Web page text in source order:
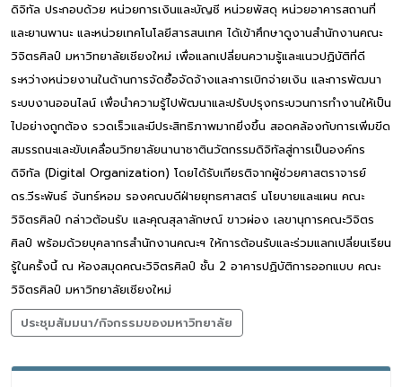
ดิจิทัล ประกอบด้วย หน่วยการเงินและบัญชี หน่วยพัสดุ หน่วยอาคารสถานที่
และยานพานะ และหน่วยเทคโนโลยีสารสนเทศ ได้เข้าศึกษาดูงานสำนักงานคณะ
วิจิตรศิลป์ มหาวิทยาลัยเชียงใหม่ เพื่อแลกเปลี่ยนความรู้และแนวปฏิบัติที่ดี
ระหว่างหน่วยงานในด้านการจัดซื้อจัดจ้างและการเบิกจ่ายเงิน และการพัฒนา
ระบบงานออนไลน์ เพื่อนำความรู้ไปพัฒนาและปรับปรุงกระบวนการทำงานให้เป็น
ไปอย่างถูกต้อง รวดเร็วและมีประสิทธิภาพมากยิ่งขึ้น สอดคล้องกับการเพิ่มขีด
สมรรถนะและขับเคลื่อนวิทยาลัยนานาชาตินวัตกรรมดิจิทัลสู่การเป็นองค์กร
ดิจิทัล (Digital Organization) โดยได้รับเกียรติจากผู้ช่วยศาสตราจารย์
ดร.วีระพันธ์ จันทร์หอม รองคณบดีฝ่ายยุทธศาสตร์ นโยบายและแผน คณะ
วิจิตรศิลป์ กล่าวต้อนรับ และคุณสุลาลักษณ์ ขาวผ่อง เลขานุการคณะวิจิตร
ศิลป์ พร้อมด้วยบุคลากรสำนักงานคณะฯ ให้การต้อนรับและร่วมแลกเปลี่ยนเรียน
รู้ในครั้งนี้ ณ ห้องสมุดคณะวิจิตรศิลป์ ชั้น 2 อาคารปฏิบัติการออกแบบ คณะ
วิจิตรศิลป์ มหาวิทยาลัยเชียงใหม่
ประชุมสัมมนา/กิจกรรมของมหาวิทยาลัย